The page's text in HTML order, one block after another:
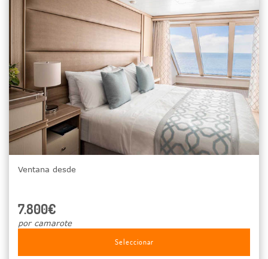
Ventana desde
7.800€
por camarote
Seleccionar